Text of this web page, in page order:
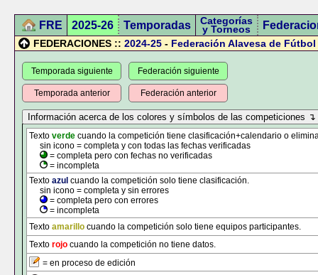
FRE 2025-26 Temporadas Categorías
y Torneos
FEDERACIONES :: 2024-25 - Federación Alavesa de Fútbol
Temporada siguiente
Temporada anterior
Federación siguiente
Federación anterior
Texto verde cuando la competición tiene clasificación+calendario o
sin icono = completa y con todas las fechas verificadas
= completa pero con fechas no verificadas
= incompleta
Texto azul cuando la competición solo tiene clasificación.
sin icono = completa y sin errores
= completa pero con errores
= incompleta
Texto amarillo cuando la competición solo tiene equipos participantes.
Texto rojo cuando la competición no tiene datos.
= en proceso de edición